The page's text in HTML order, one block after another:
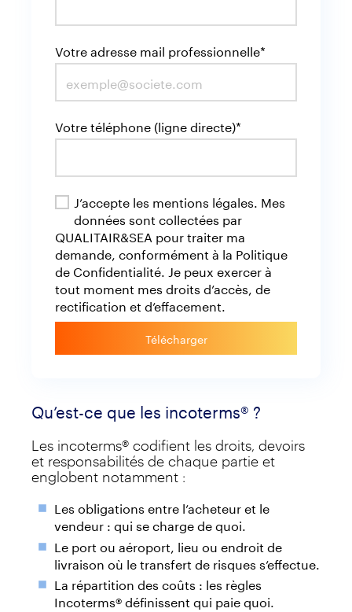
Votre adresse mail professionnelle*
Votre téléphone (ligne directe)*
J’accepte les mentions légales. Mes
données sont collectées par
QUALITAIR&SEA pour traiter ma
demande, conformément à la Politique
de Confidentialité. Je peux exercer à
tout moment mes droits d’accès, de
rectification et d’effacement.
Télécharger
Qu’est-ce que les incoterms® ?
Les incoterms® codifient les droits, devoirs
et responsabilités de chaque partie et
englobent notamment :
Les obligations entre l’acheteur et le
vendeur : qui se charge de quoi.
Le port ou aéroport, lieu ou endroit de
livraison où le transfert de risques s’effectue.
La répartition des coûts : les règles
Incoterms® définissent qui paie quoi.